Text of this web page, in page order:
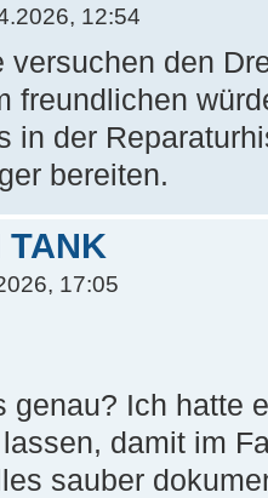
12:54
versuchen den
freundlichen
in der
bereiten.
TANK
17:05
genau? Ich hatte
damit im
sauber